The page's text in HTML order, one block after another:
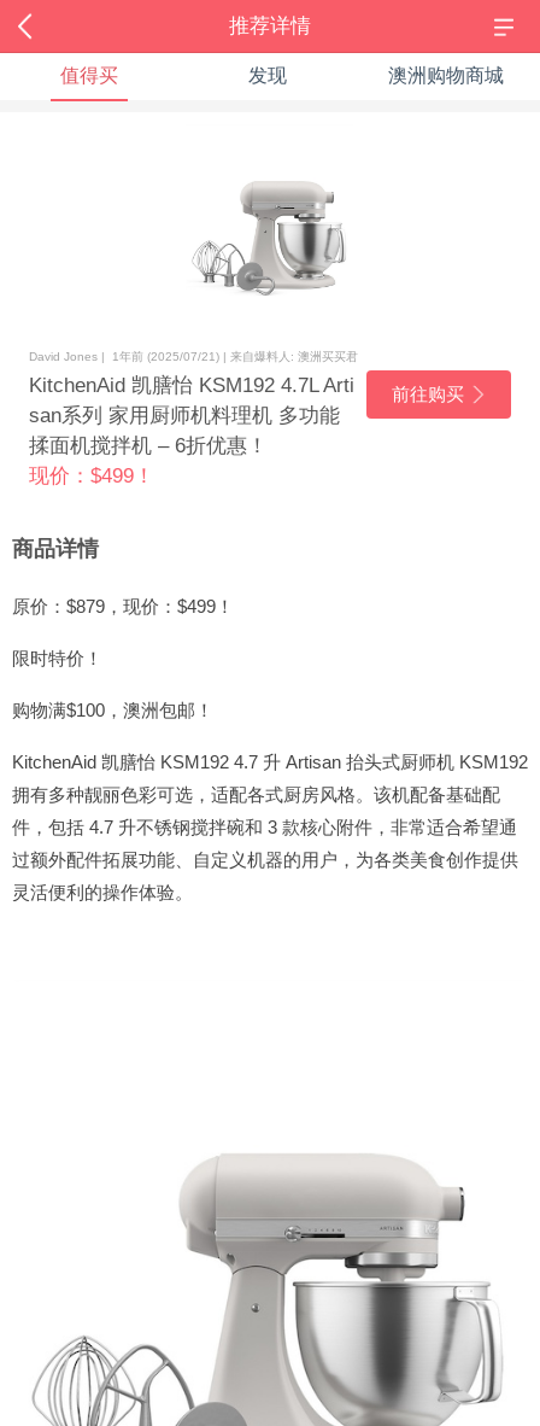
推荐详情
值得买 发现 澳洲购物商城
David Jones | 1年前 (2025/07/21) | 来自爆料人: 澳洲买买君
KitchenAid 凯膳怡 KSM192 4.7L Arti
san系列 家用厨师机料理机 多功能
揉面机搅拌机 – 6折优惠！
现价：$499！
前往购买
商品详情
原价：$879，现价：$499！
限时特价！
购物满$100，澳洲包邮！
KitchenAid 凯膳怡 KSM192 4.7 升 Artisan 抬头式厨师机 KSM192
拥有多种靓丽色彩可选，适配各式厨房风格。该机配备基础配
件，包括 4.7 升不锈钢搅拌碗和 3 款核心附件，非常适合希望通
过额外配件拓展功能、自定义机器的用户，为各类美食创作提供
灵活便利的操作体验。